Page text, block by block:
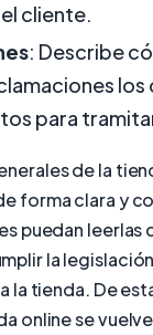
cliente.
: Describe
los
para
de la
forma clara y
puedan leerlas
la
la tienda. De
online se